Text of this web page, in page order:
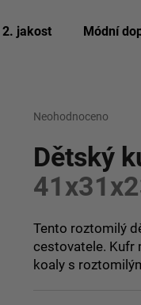
2. jakost Módní
Průměrné
produktu
je
0,0
z
hvězdiček.
Neohodnoceno
Dětský
Tento roztomilý
cestovatele. Kufr
koaly s
HLEDAT